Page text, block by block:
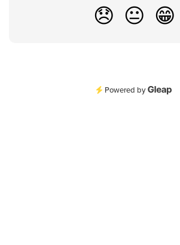
😞 😐 😁
Powered by